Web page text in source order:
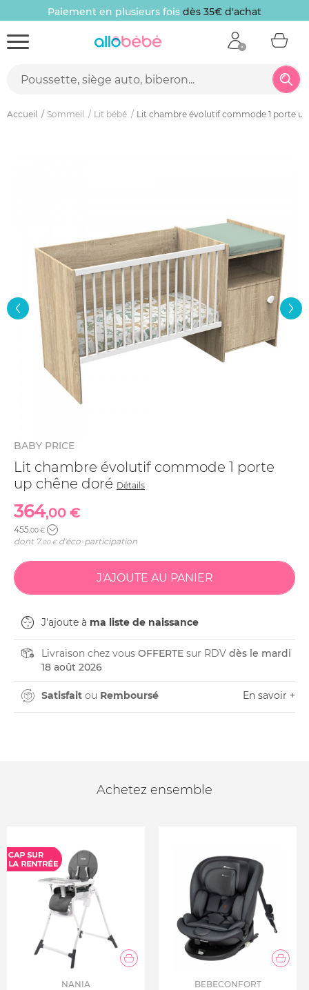
Paiement en plusieurs fois dès 35€ d'achat
Accueil Sommeil Lit bébé Lit chambre évolutif commode 1 porte
BABY PRICE
Lit chambre évolutif commode 1 porte
up chêne doré Détails
364,00 €
455,00 €
dont 7,00 €d'éco-participation
J'ajoute à ma liste de naissance
Livraison chez vous OFFERTE sur RDV dès le mardi
18 août 2026
Satisfait ou Remboursé En savoir +
Achetez ensemble
NANIA BEBECONFORT